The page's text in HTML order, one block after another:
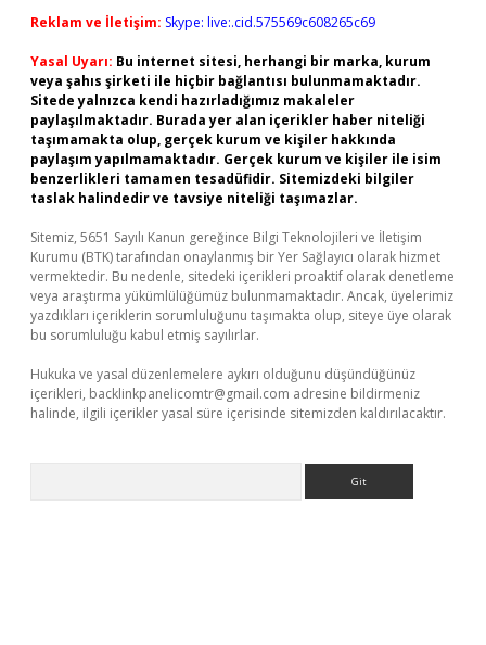
Reklam ve İletişim: Skype: live:.cid.575569c608265c69
Yasal Uyarı: Bu internet sitesi, herhangi bir marka, kurum
veya şahıs şirketi ile hiçbir bağlantısı bulunmamaktadır.
Sitede yalnızca kendi hazırladığımız makaleler
paylaşılmaktadır. Burada yer alan içerikler haber niteliği
taşımamakta olup, gerçek kurum ve kişiler hakkında
paylaşım yapılmamaktadır. Gerçek kurum ve kişiler ile isim
benzerlikleri tamamen tesadüfidir. Sitemizdeki bilgiler
taslak halindedir ve tavsiye niteliği taşımazlar.
Sitemiz, 5651 Sayılı Kanun gereğince Bilgi Teknolojileri ve İletişim
Kurumu (BTK) tarafından onaylanmış bir Yer Sağlayıcı olarak hizmet
vermektedir. Bu nedenle, sitedeki içerikleri proaktif olarak denetleme
veya araştırma yükümlülüğümüz bulunmamaktadır. Ancak, üyelerimiz
yazdıkları içeriklerin sorumluluğunu taşımakta olup, siteye üye olarak
bu sorumluluğu kabul etmiş sayılırlar.
Hukuka ve yasal düzenlemelere aykırı olduğunu düşündüğünüz
içerikleri, backlinkpanelicomtr@gmail.com adresine bildirmeniz
halinde, ilgili içerikler yasal süre içerisinde sitemizden kaldırılacaktır.